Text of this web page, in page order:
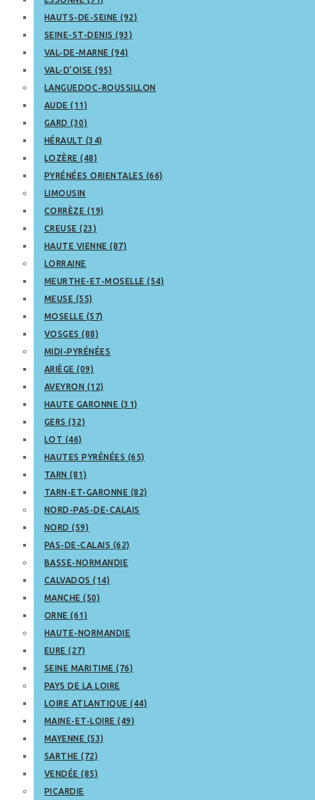
HAUTS-DE-SEINE (92)
SEINE-ST-DENIS (93)
VAL-DE-MARNE (94)
VAL-D’OISE (95)
LANGUEDOC-ROUSSILLON
AUDE (11)
GARD (30)
HÉRAULT (34)
LOZÈRE (48)
PYRÉNÉES ORIENTALES (66)
LIMOUSIN
CORRÈZE (19)
CREUSE (23)
HAUTE VIENNE (87)
LORRAINE
MEURTHE-ET-MOSELLE (54)
MEUSE (55)
MOSELLE (57)
VOSGES (88)
MIDI-PYRÉNÉES
ARIÈGE (09)
AVEYRON (12)
HAUTE GARONNE (31)
GERS (32)
LOT (46)
HAUTES PYRÉNÉES (65)
TARN (81)
TARN-ET-GARONNE (82)
NORD-PAS-DE-CALAIS
NORD (59)
PAS-DE-CALAIS (62)
BASSE-NORMANDIE
CALVADOS (14)
MANCHE (50)
ORNE (61)
HAUTE-NORMANDIE
EURE (27)
SEINE MARITIME (76)
PAYS DE LA LOIRE
LOIRE ATLANTIQUE (44)
MAINE-ET-LOIRE (49)
MAYENNE (53)
SARTHE (72)
VENDÉE (85)
PICARDIE